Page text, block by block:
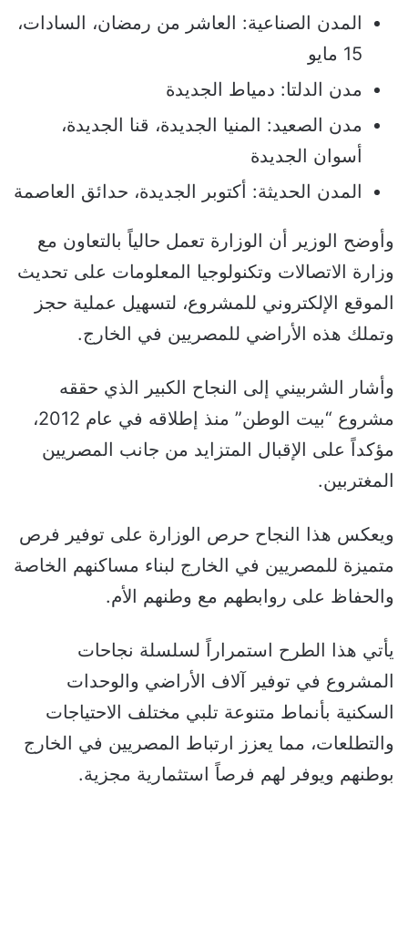
المدن الصناعية: العاشر من رمضان، السادات،
15 مايو
مدن الدلتا: دمياط الجديدة
مدن الصعيد: المنيا الجديدة، قنا الجديدة،
أسوان الجديدة
المدن الحديثة: أكتوبر الجديدة، حدائق العاصمة
وأوضح الوزير أن الوزارة تعمل حالياً بالتعاون مع
وزارة الاتصالات وتكنولوجيا المعلومات على تحديث
الموقع الإلكتروني للمشروع، لتسهيل عملية حجز
وتملك هذه الأراضي للمصريين في الخارج.
وأشار الشربيني إلى النجاح الكبير الذي حققه
مشروع “بيت الوطن” منذ إطلاقه في عام 2012،
مؤكداً على الإقبال المتزايد من جانب المصريين
المغتربين.
ويعكس هذا النجاح حرص الوزارة على توفير فرص
متميزة للمصريين في الخارج لبناء مساكنهم الخاصة
والحفاظ على روابطهم مع وطنهم الأم.
يأتي هذا الطرح استمراراً لسلسلة نجاحات
المشروع في توفير آلاف الأراضي والوحدات
السكنية بأنماط متنوعة تلبي مختلف الاحتياجات
والتطلعات، مما يعزز ارتباط المصريين في الخارج
بوطنهم ويوفر لهم فرصاً استثمارية مجزية.